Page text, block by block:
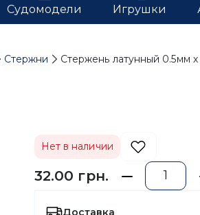
Судомодели Игрушки
Стержни Стержень латунный 0.5мм
Нет в наличии
32.00 грн.
Доставка